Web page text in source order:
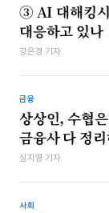
③ AI 대해킹
대응하고 있나
강은경 기자
금융
상상인, 수협
금융사 다 정
심지영 기자
사회